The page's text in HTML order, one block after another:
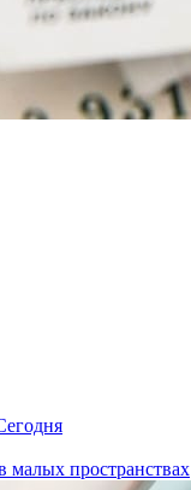
малых пространствах